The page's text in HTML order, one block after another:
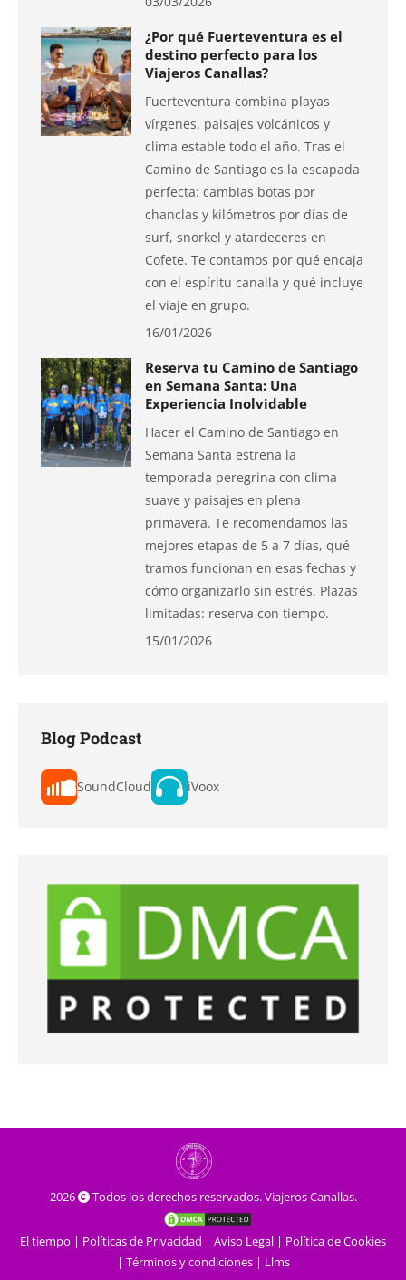
¿Por qué Fuerteventura es el
destino perfecto para los
Viajeros Canallas?
Fuerteventura combina playas
vírgenes, paisajes volcánicos y
clima estable todo el año. Tras el
Camino de Santiago es la escapada
perfecta: cambias botas por
chanclas y kilómetros por días de
surf, snorkel y atardeceres en
Cofete. Te contamos por qué encaja
con el espíritu canalla y qué incluye
el viaje en grupo.
16/01/2026
Reserva tu Camino de Santiago
en Semana Santa: Una
Experiencia Inolvidable
Hacer el Camino de Santiago en
Semana Santa estrena la
temporada peregrina con clima
suave y paisajes en plena
primavera. Te recomendamos las
mejores etapas de 5 a 7 días, qué
tramos funcionan en esas fechas y
cómo organizarlo sin estrés. Plazas
limitadas: reserva con tiempo.
15/01/2026
Blog Podcast
SoundCloud iVoox
2026 Todos los derechos reservados. Viajeros Canallas.
El tiempo | Políticas de Privacidad | Aviso Legal | Política de Cookies
| Términos y condiciones| Llms